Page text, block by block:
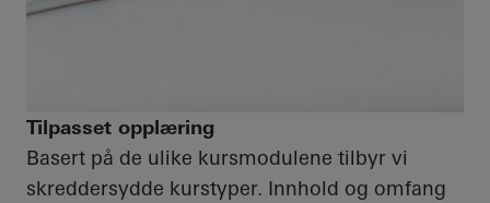
Tilpasset opplæring
Basert på de ulike kursmodulene tilbyr vi
skreddersydde kurstyper. Innhold og omfang